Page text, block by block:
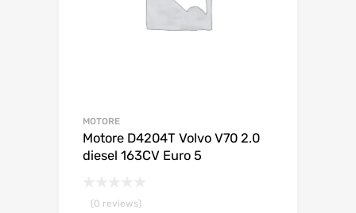
MOTORE
Motore D4204T Volvo V70 2.0
diesel 163CV Euro 5
(0 reviews)